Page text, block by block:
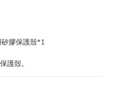
矽膠保護殼*1
護殼。